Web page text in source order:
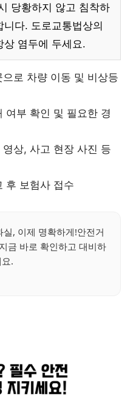
당황하지 않고 침착하
다. 도로교통법상의
상 염두에 두세요.
으로 차량 이동 및 비상등
여부 확인 및 필요한 경
영상, 사고 현장 사진 등
후 보험사 접수
실, 이제 명확하게!안전거
금 바로 확인하고 대비하
.